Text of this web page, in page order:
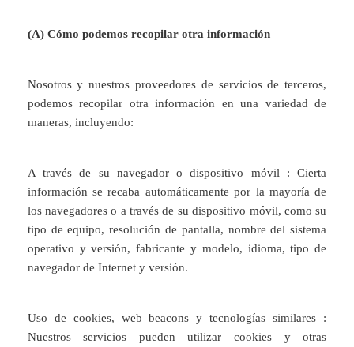
(A) Cómo podemos recopilar otra información
Nosotros y nuestros proveedores de servicios de terceros,
podemos recopilar otra información en una variedad de
maneras, incluyendo:
A través de su navegador o dispositivo móvil : Cierta
información se recaba automáticamente por la mayoría de
los navegadores o a través de su dispositivo móvil, como su
tipo de equipo, resolución de pantalla, nombre del sistema
operativo y versión, fabricante y modelo, idioma, tipo de
navegador de Internet y versión.
Uso de cookies, web beacons y tecnologías similares :
Nuestros servicios pueden utilizar cookies y otras